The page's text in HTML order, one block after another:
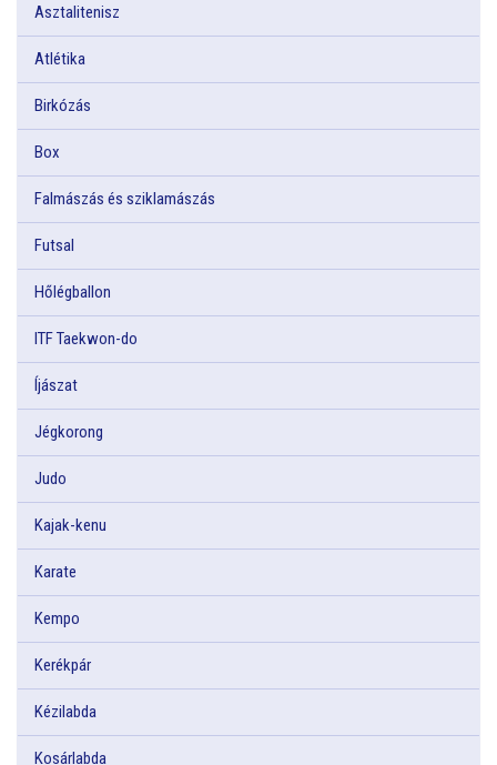
Asztalitenisz
Atlétika
Birkózás
Box
Falmászás és sziklamászás
Futsal
Hőlégballon
ITF Taekwon-do
Íjászat
Jégkorong
Judo
Kajak-kenu
Karate
Kempo
Kerékpár
Kézilabda
Kosárlabda